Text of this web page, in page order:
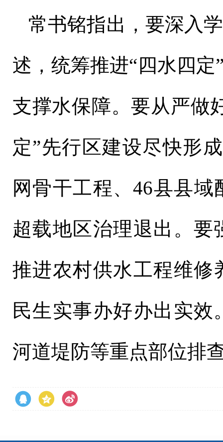
常书铭指出，要深入
述，统筹推进“四水四
支撑水保障。要从严做
定”先行区建设尽快形
网骨干工程、46县县
超载地区治理退出。要
推进农村供水工程维修
民生实事办好办出实
河道堤防等重点部位排